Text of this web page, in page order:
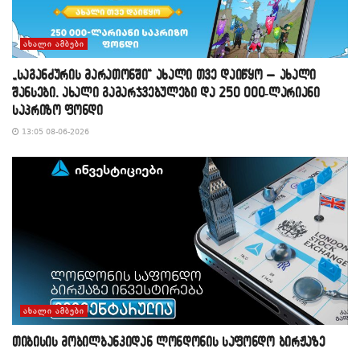
ᲐᲮᲐᲚᲘ ᲐᲛᲑᲔᲑᲘ
„საგანძურის მარათონში“ ახალი თვე დაიწყო – ახალი
შანსები, ახალი გამარჯვებულები და 250 000-ლარიანი
საპრიზო ფონდი
13:05 08-06-2026
ᲐᲮᲐᲚᲘ ᲐᲛᲑᲔᲑᲘ
თიბისის მობილბანკიდან ლონდონის საფონდო ბირჟაზე